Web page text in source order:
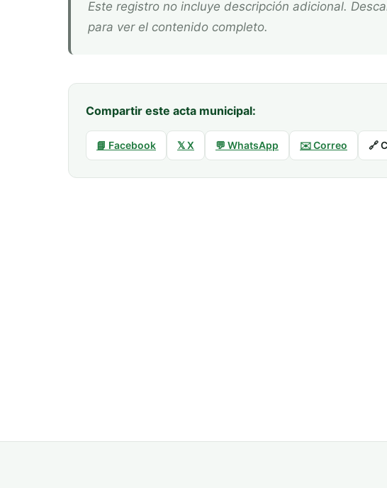
Este registro no incluye descripción adicional. Descarga el documento oficial arriba
para ver el contenido completo.
Compartir este acta municipal:
📘 Facebook 𝕏 X 💬 WhatsApp ✉️ Correo 🔗